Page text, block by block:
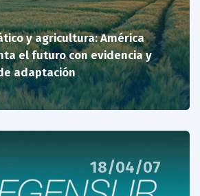
y agricultura: América
el futuro con evidencia y
adaptación
18/04/07